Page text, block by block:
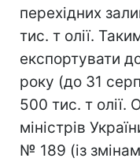
перехідних
тис. т олії.
експортувати
року (до 31
500 тис. т олії.
міністрів
№ 189 (із